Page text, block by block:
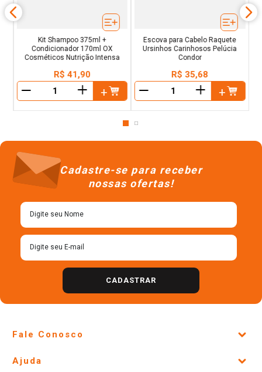
Kit Shampoo 375ml +
Condicionador 170ml OX
Cosméticos Nutrição Intensa
R$ 41,90
＋
Escova para Cabelo Raquete
Ursinhos Carinhosos Pelúcia
Condor
R$ 35,68
＋
Cadastre-se para receber
nossas ofertas!
CADASTRAR
Fale Conosco
Lojas Físicas e Horários
Ajuda